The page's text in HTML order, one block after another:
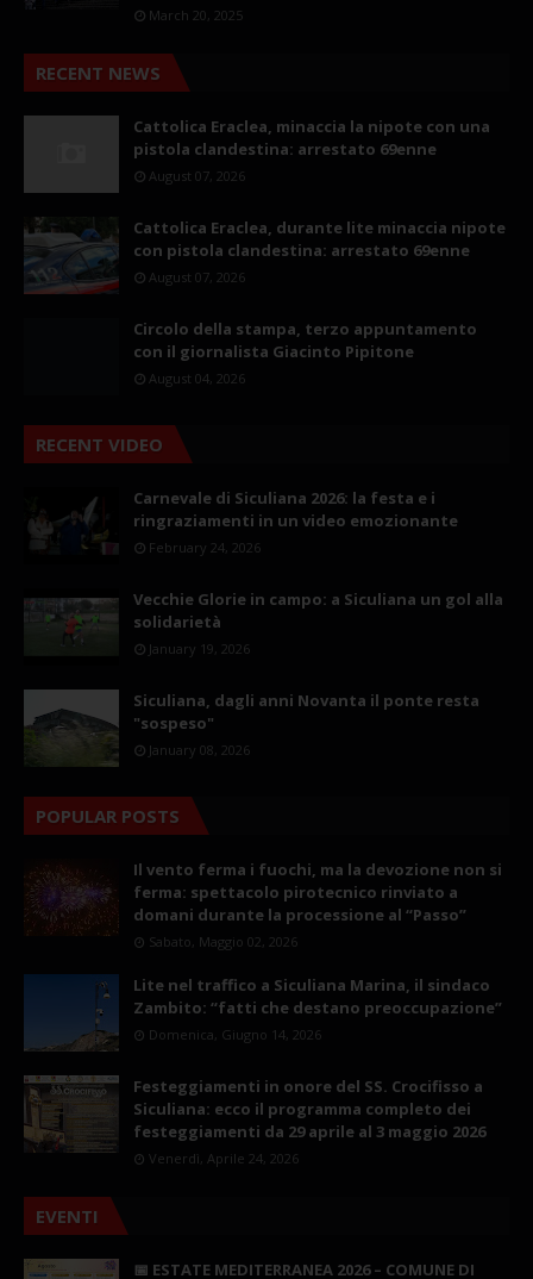
March 20, 2025
RECENT NEWS
Cattolica Eraclea, minaccia la nipote con una
pistola clandestina: arrestato 69enne
August 07, 2026
Cattolica Eraclea, durante lite minaccia nipote
con pistola clandestina: arrestato 69enne
August 07, 2026
Circolo della stampa, terzo appuntamento
con il giornalista Giacinto Pipitone
August 04, 2026
RECENT VIDEO
Carnevale di Siculiana 2026: la festa e i
ringraziamenti in un video emozionante
February 24, 2026
Vecchie Glorie in campo: a Siculiana un gol alla
solidarietà
January 19, 2026
Siculiana, dagli anni Novanta il ponte resta
"sospeso"
January 08, 2026
POPULAR POSTS
Il vento ferma i fuochi, ma la devozione non si
ferma: spettacolo pirotecnico rinviato a
domani durante la processione al “Passo”
Sabato, Maggio 02, 2026
Lite nel traffico a Siculiana Marina, il sindaco
Zambito: “fatti che destano preoccupazione”
Domenica, Giugno 14, 2026
Festeggiamenti in onore del SS. Crocifisso a
Siculiana: ecco il programma completo dei
festeggiamenti da 29 aprile al 3 maggio 2026
Venerdì, Aprile 24, 2026
EVENTI
📅 ESTATE MEDITERRANEA 2026 – COMUNE DI